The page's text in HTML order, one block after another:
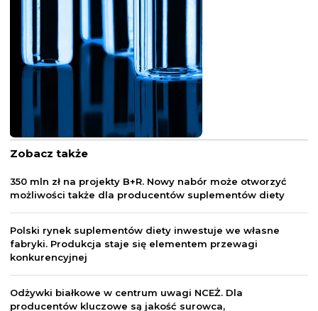
Zobacz także
350 mln zł na projekty B+R. Nowy nabór może otworzyć
możliwości także dla producentów suplementów diety
Polski rynek suplementów diety inwestuje we własne
fabryki. Produkcja staje się elementem przewagi
konkurencyjnej
Odżywki białkowe w centrum uwagi NCEŻ. Dla
producentów kluczowe są jakość surowca,